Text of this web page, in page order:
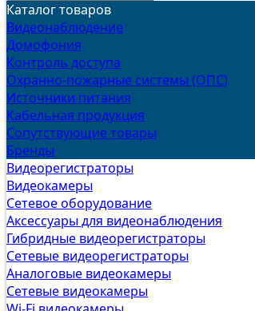
Каталог товаров
Видеонаблюдение
Домофония
Контроль доступа
Охранно-пожарные системы (ОПС)
Источники питания
Кабельная продукция
Сопутствующие товары
Бренды
Видеорегистраторы
Видеокамеры
Сетевое оборудование
Аксессуары для видеонаблюдения
Гибридные видеорегистраторы
Сетевые видеорегистраторы
Аналоговые видеокамеры
Сетевые видеокамеры